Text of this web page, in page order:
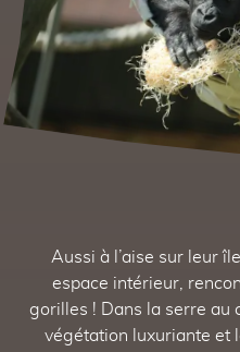
Aussi à l’aise sur leur
espace intérieur,
gorilles ! Dans la serre au
végétation luxuriante et